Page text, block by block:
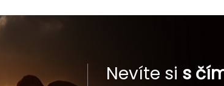
Nevíte si s